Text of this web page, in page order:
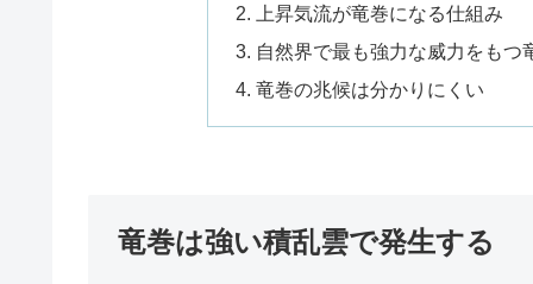
上昇気流が竜巻になる仕組み
自然界で最も強力な威力をもつ
竜巻の兆候は分かりにくい
竜巻は強い積乱雲で発生する